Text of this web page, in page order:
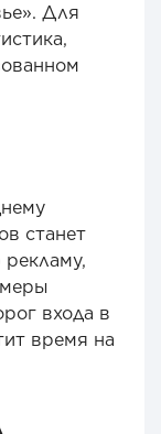
Для
станет
входа в
время на